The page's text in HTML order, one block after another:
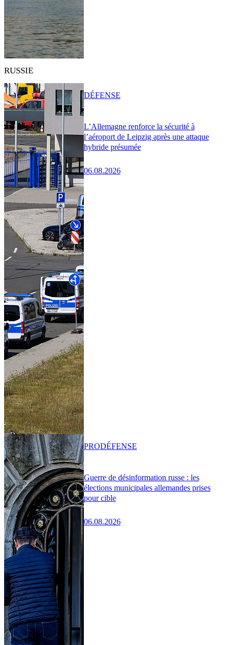
RUSSIE
L’Allemagne renforce la sécurité à
l’aéroport de Leipzig après une attaque
hybride présumée
06.08.2026
DÉFENSE
Guerre de désinformation russe : les
élections municipales allemandes prises
pour cible
06.08.2026
PRODÉFENSE